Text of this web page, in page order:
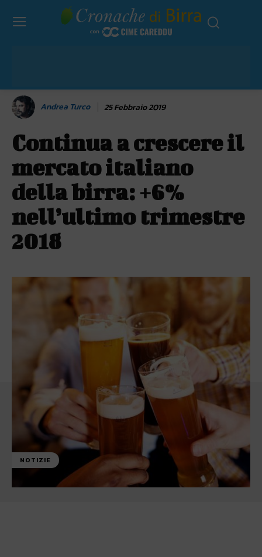
Andrea Turco 25 Febbraio 2019
Continua a crescere il
mercato italiano
della birra: +6%
nell’ultimo trimestre
2018
NOTIZIE